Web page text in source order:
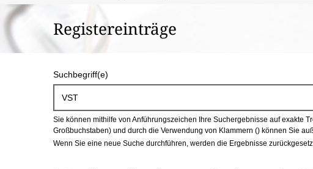
befinden
sich
hier:
Registereinträge
u
c
h
b
Suchbegriff(e)
Sie können mithilfe von Anführungszeichen Ihre Suchergebnisse auf exakte
Großbuchstaben) und durch die Verwendung von Klammern () können Sie
Wenn Sie eine neue Suche durchführen, werden die Ergebnisse